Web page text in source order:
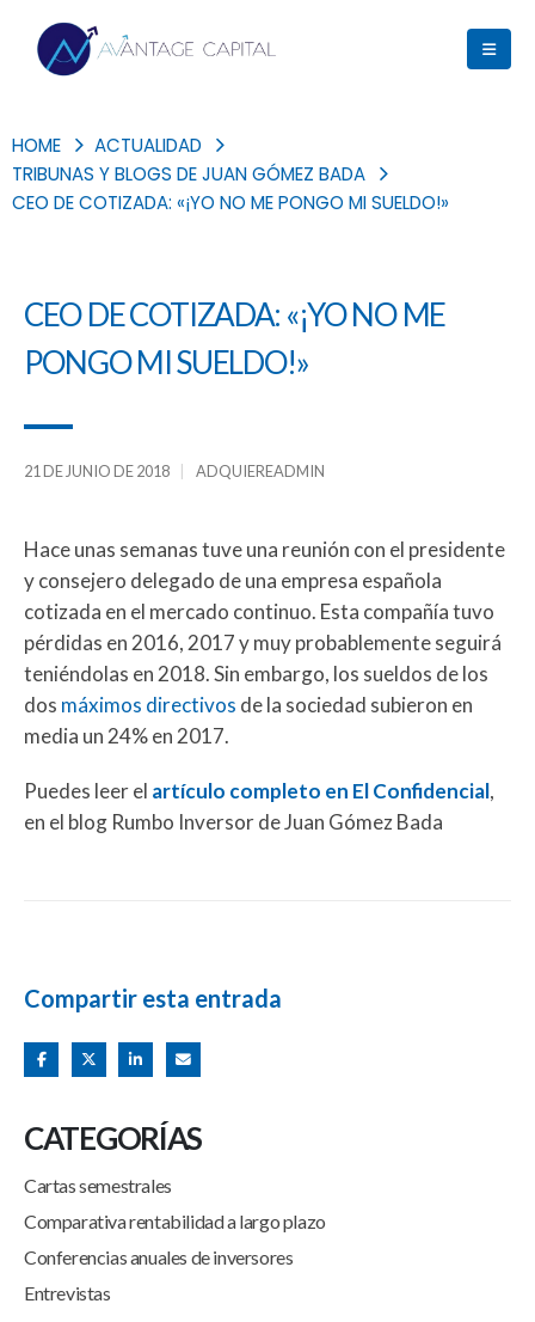
HOME
ACTUALIDAD
TRIBUNAS Y BLOGS DE JUAN GÓMEZ BADA
CEO DE COTIZADA: «¡YO NO ME PONGO MI SUELDO!»
CEO DE COTIZADA: «¡YO NO ME
PONGO MI SUELDO!»
21 DE JUNIO DE 2018 ADQUIEREADMIN
Hace unas semanas tuve una reunión con el presidente
y consejero delegado de una empresa española
cotizada en el mercado continuo. Esta compañía tuvo
pérdidas en 2016, 2017 y muy probablemente seguirá
teniéndolas en 2018. Sin embargo, los sueldos de los
dos máximos directivos de la sociedad subieron en
media un 24% en 2017.
Puedes leer el artículo completo en El Confidencial,
en el blog Rumbo Inversor de Juan Gómez Bada
Compartir esta entrada
CATEGORÍAS
Cartas semestrales
Comparativa rentabilidad a largo plazo
Conferencias anuales de inversores
Entrevistas